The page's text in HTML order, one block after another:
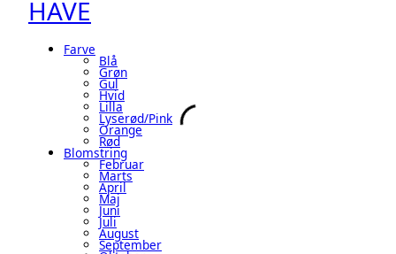
HAVE
Farve
Blå
Grøn
Gul
Hvid
Lilla
Lyserød/pink
Orange
Rød
Blomstring
Februar
Marts
April
Maj
Juni
Juli
August
September